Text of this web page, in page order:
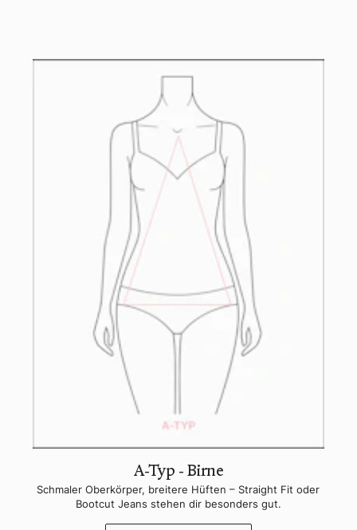
A-Typ - Birne
Schmaler Oberkörper, breitere Hüften – Straight Fit oder
Bootcut Jeans stehen dir besonders gut.